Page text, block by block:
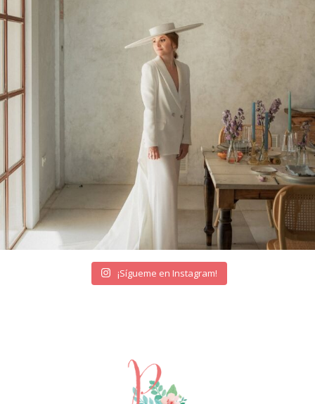
¡Sígueme en Instagram!